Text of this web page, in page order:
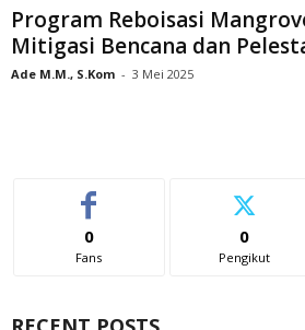
Program Reboisasi
Mitigasi Bencana dan
Ade M.M., S.Kom - 3 Mei 2025
0
Fans
0
Pengikut